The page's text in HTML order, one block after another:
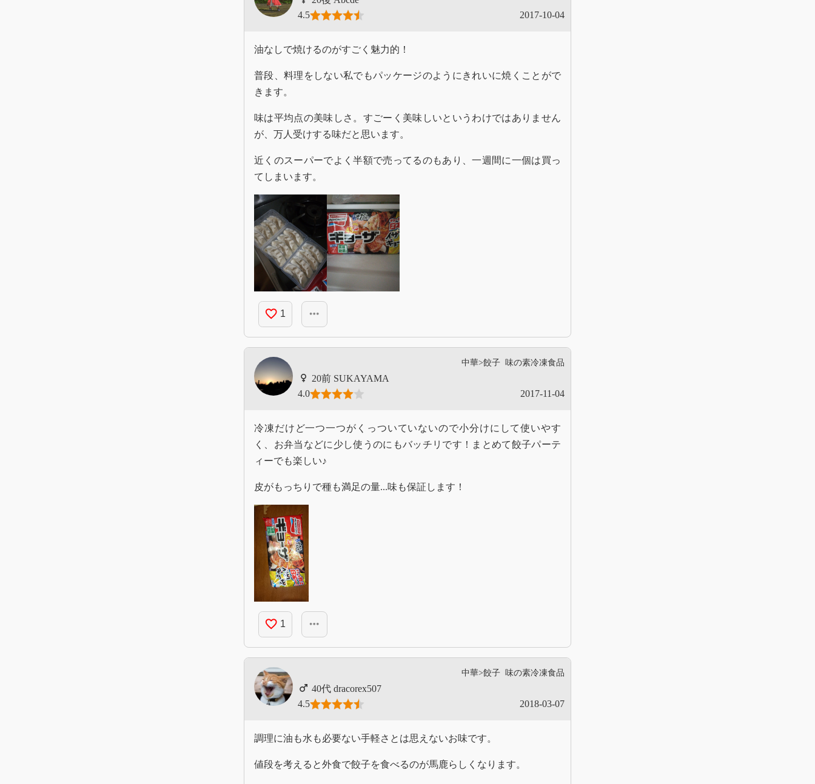
4.5
2017-10-04
油なしで焼けるのがすごく魅力的！
普段、料理をしない私でもパッケージのようにきれいに焼くことがで
きます。
味は平均点の美味しさ。すごーく美味しいというわけではありません
が、万人受けする味だと思います。
近くのスーパーでよく半額で売ってるのもあり、一週間に一個は買っ
てしまいます。
favorite_border 1 more_horiz
中華>餃子 味の素冷凍食品
SUKAYAMA
4.0
2017-11-04
冷凍だけど一つ一つがくっついていないので小分けにして使いやす
く、お弁当などに少し使うのにもバッチリです！まとめて餃子パーテ
ィーでも楽しい♪
皮がもっちりで種も満足の量...味も保証します！
favorite_border 1 more_horiz
中華>餃子 味の素冷凍食品
dracorex507
4.5
2018-03-07
調理に油も水も必要ない手軽さとは思えないお味です。
値段を考えると外食で餃子を食べるのが馬鹿らしくなります。